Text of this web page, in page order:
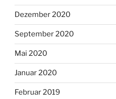
Dezember 2020
September 2020
Mai 2020
Januar 2020
Februar 2019